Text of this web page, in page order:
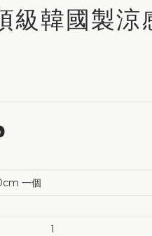
級韓國製涼